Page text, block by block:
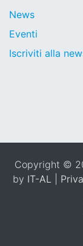
News
Eventi
Iscriviti alla
Copyright ©
by IT-AL